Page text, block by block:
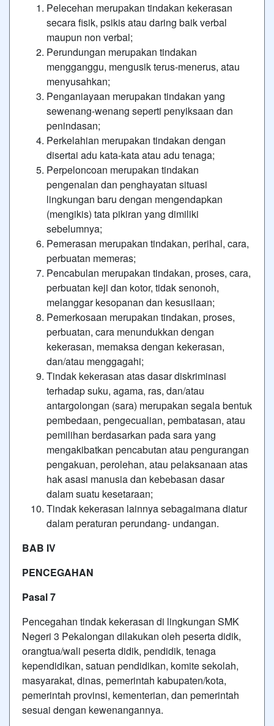
Pelecehan merupakan tindakan kekerasan
secara fisik, psikis atau daring baik verbal
maupun non verbal;
Perundungan merupakan tindakan
mengganggu, mengusik terus-menerus, atau
menyusahkan;
Penganiayaan merupakan tindakan yang
sewenang-wenang seperti penyiksaan dan
penindasan;
Perkelahian merupakan tindakan dengan
disertai adu kata-kata atau adu tenaga;
Perpeloncoan merupakan tindakan
pengenalan dan penghayatan situasi
lingkungan baru dengan mengendapkan
(mengikis) tata pikiran yang dimiliki
sebelumnya;
Pemerasan merupakan tindakan, perihal, cara,
perbuatan memeras;
Pencabulan merupakan tindakan, proses, cara,
perbuatan keji dan kotor, tidak senonoh,
melanggar kesopanan dan kesusilaan;
Pemerkosaan merupakan tindakan, proses,
perbuatan, cara menundukkan dengan
kekerasan, memaksa dengan kekerasan,
dan/atau menggagahi;
Tindak kekerasan atas dasar diskriminasi
terhadap suku, agama, ras, dan/atau
antargolongan (sara) merupakan segala bentuk
pembedaan, pengecualian, pembatasan, atau
pemilihan berdasarkan pada sara yang
mengakibatkan pencabutan atau pengurangan
pengakuan, perolehan, atau pelaksanaan atas
hak asasi manusia dan kebebasan dasar
dalam suatu kesetaraan;
Tindak kekerasan lainnya sebagaimana diatur
dalam peraturan perundang- undangan.
BAB IV
PENCEGAHAN
Pasal 7
Pencegahan tindak kekerasan di lingkungan SMK
Negeri 3 Pekalongan dilakukan oleh peserta didik,
orangtua/wali peserta didik, pendidik, tenaga
kependidikan, satuan pendidikan, komite sekolah,
masyarakat, dinas, pemerintah kabupaten/kota,
pemerintah provinsi, kementerian, dan pemerintah
sesuai dengan kewenangannya.